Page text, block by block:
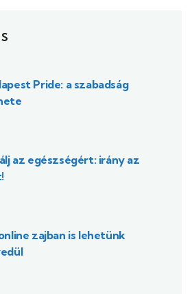
Pride: a szabadság
az egészségért: irány az
zajban is lehetünk